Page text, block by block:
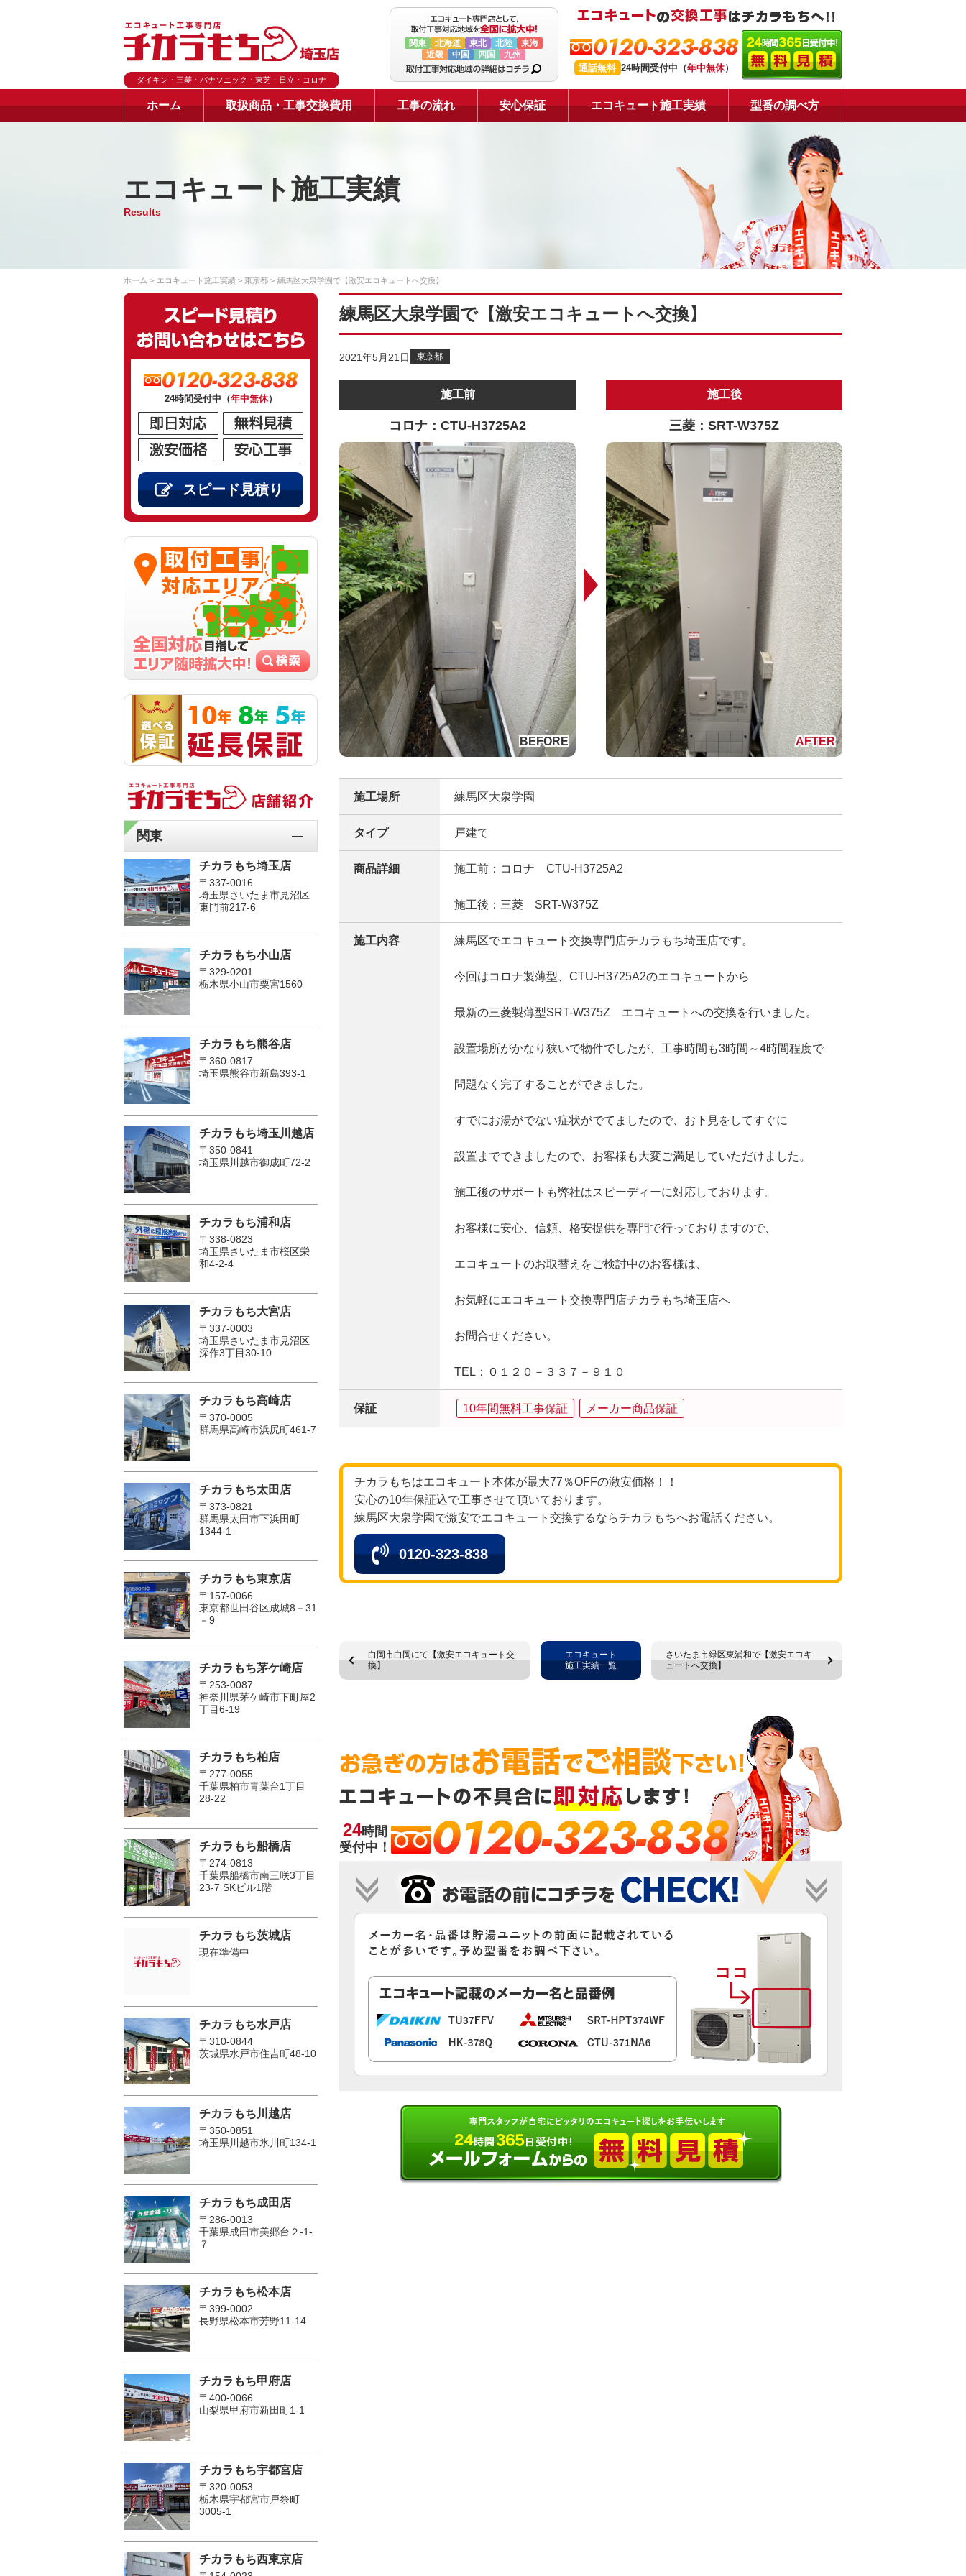
ダイキン・三菱・パナソニック・東芝・日立・コロナ
関東 北海道 東北 北陸
東海
近畿
中国 四国 九州 0120-323-838
通話無料 24時間受付中（年中無休）
ホーム 取扱商品・工事交換費用 工事の流れ 安心保証 エコキュート施工実績 型番の調べ方
エコキュート施工実績
Results
ホーム エコキュート施工実績 東京都 練馬区大泉学園で【激安エコキュートへ交換】
練馬区大泉学園で【激安エコキュートへ交換】
2021年5月21日 東京都
施工前
コロナ：CTU-H3725A2
施工後
三菱：SRT-W375Z
施工場所 練馬区大泉学園
タイプ 戸建て
商品詳細 施工前：コロナ CTU-H3725A2
施工後：三菱 SRT-W375Z
施工内容 練馬区でエコキュート交換専門店チカラもち埼玉店です。
今回はコロナ製薄型、CTU-H3725A2のエコキュートから
最新の三菱製薄型SRT-W375Z エコキュートへの交換を行いました。
設置場所がかなり狭いで物件でしたが、工事時間も3時間～4時間程度で
問題なく完了することができました。
すでにお湯がでない症状がでてましたので、お下見をしてすぐに
設置までできましたので、お客様も大変ご満足していただけました。
施工後のサポートも弊社はスピーディーに対応しております。
お客様に安心、信頼、格安提供を専門で行っておりますので、
エコキュートのお取替えをご検討中のお客様は、
お気軽にエコキュート交換専門店チカラもち埼玉店へ
お問合せください。
TEL：０１２０－３３７－９１０
保証 10年間無料工事保証 メーカー商品保証
チカラもちはエコキュート本体が最大77％OFFの激安価格！！
安心の10年保証込で工事させて頂いております。
練馬区大泉学園で激安でエコキュート交換するならチカラもちへお電話ください。
0120-323-838
白岡市白岡にて【激安エコキュート交
換】
さいたま市緑区東浦和で【激安エコキ
ュートへ交換】
エコキュート
施工実績一覧
24時間
受付中！
0120-323-838
0120-323-838
24時間受付中（年中無休）
スピード見積り
関東
チカラもち埼玉店
〒337-0016
埼玉県さいたま市見沼区
東門前217-6
チカラもち小山店
〒329-0201
栃木県小山市粟宮1560
チカラもち熊谷店
〒360-0817
埼玉県熊谷市新島393-1
チカラもち埼玉川越店
〒350-0841
埼玉県川越市御成町72-2
チカラもち浦和店
〒338-0823
埼玉県さいたま市桜区栄
和4-2-4
チカラもち大宮店
〒337-0003
埼玉県さいたま市見沼区
深作3丁目30-10
チカラもち高崎店
〒370-0005
群馬県高崎市浜尻町461-7
チカラもち太田店
〒373-0821
群馬県太田市下浜田町
1344-1
チカラもち東京店
〒157-0066
東京都世田谷区成城8－31
－9
チカラもち茅ケ崎店
〒253-0087
神奈川県茅ケ崎市下町屋2
丁目6-19
チカラもち柏店
〒277-0055
千葉県柏市青葉台1丁目
28-22
チカラもち船橋店
〒274-0813
千葉県船橋市南三咲3丁目
23-7 SKビル1階
チカラもち茨城店
現在準備中
チカラもち水戸店
〒310-0844
茨城県水戸市住吉町48-10
チカラもち川越店
〒350-0851
埼玉県川越市氷川町134-1
チカラもち成田店
〒286-0013
千葉県成田市美郷台２‐1‐
７
チカラもち松本店
〒399-0002
長野県松本市芳野11-14
チカラもち甲府店
〒400-0066
山梨県甲府市新田町1-1
チカラもち宇都宮店
〒320-0053
栃木県宇都宮市戸祭町
3005-1
チカラもち西東京店